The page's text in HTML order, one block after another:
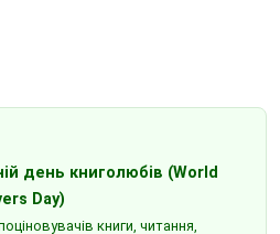
день книголюбів (World
Day)
книги, читання,